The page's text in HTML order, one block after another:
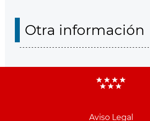
Otra información
Aviso Legal